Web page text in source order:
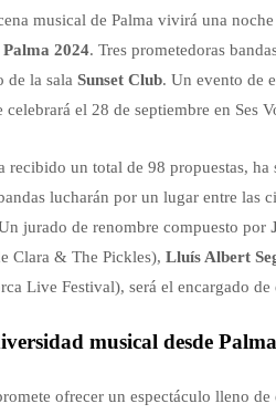
musical de Palma vivirá una
2024. Tres prometedoras
de la sala Sunset Club. Un evento de
el 28 de septiembre en Ses
recibido un total de 98 propuestas, ha
lucharán por un lugar entre las
jurado de renombre compuesto por
Clara & The Pickles), Lluís Albert
Live Festival), será el encargado de
musical desde Palma
ofrecer un espectáculo lleno